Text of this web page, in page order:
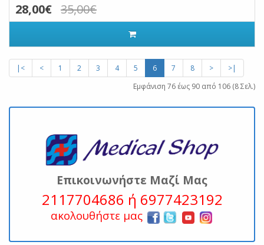
28,00€ 35,00€
|< < 1 2 3 4 5 6 7 8 >
>|
Εμφάνιση 76 έως 90 από 106 (8 Σελ.)
Επικοινωνήστε Μαζί Μας
2117704686 ή 6977423192
ακολουθήστε μας